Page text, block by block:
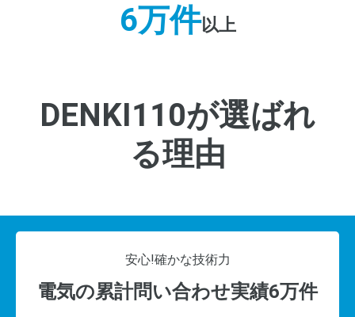
6万件以上
DENKI110が選ばれ
る理由
安心!確かな技術力
電気の累計問い合わせ実績6万件